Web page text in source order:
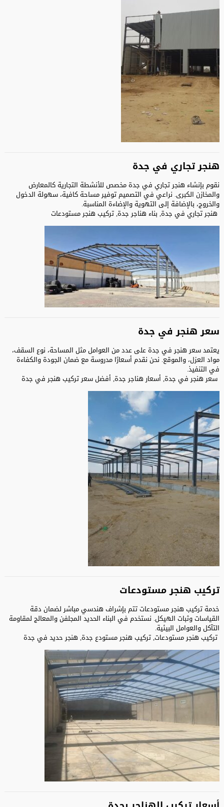
هنجر تجاري في جدة
نقوم بإنشاء هنجر تجاري في جدة مخصص للأنشطة التجارية كالمعارض
والمخازن الكبرى. نراعي في التصميم توفير مساحة كافية، سهولة الدخول
والخروج، بالإضافة إلى التهوية والإضاءة المناسبة.
هنجر تجاري في جدة, بناء هناجر جدة, تركيب هنجر مستودعات
سعر هنجر في جدة
يعتمد سعر هنجر في جدة على عدد من العوامل مثل المساحة، نوع السقف،
مواد العزل، والموقع. نحن نقدم أسعارًا مدروسة مع ضمان الجودة والكفاءة
في التنفيذ.
سعر هنجر في جدة, أسعار هناجر جدة, أفضل سعر تركيب هنجر في جدة
تركيب هنجر مستودعات
خدمة تركيب هنجر مستودعات تتم بإشراف هندسي مباشر لضمان دقة
القياسات وثبات الهيكل. نستخدم في البناء الحديد المجلفن والمعالج لمقاومة
التآكل والعوامل البيئية.
تركيب هنجر مستودعات, تركيب هنجر مستودع جدة, هنجر حديد في جدة